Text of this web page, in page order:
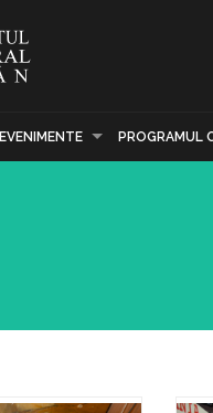
EVENIMENTE PROGRAMUL